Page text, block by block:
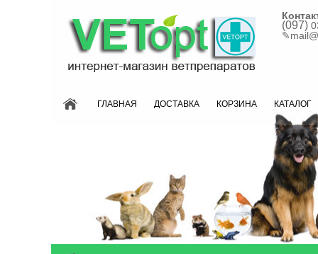
(097)
✎
ГЛАВНАЯ ДОСТАВКА КОРЗИНА КАТАЛОГ